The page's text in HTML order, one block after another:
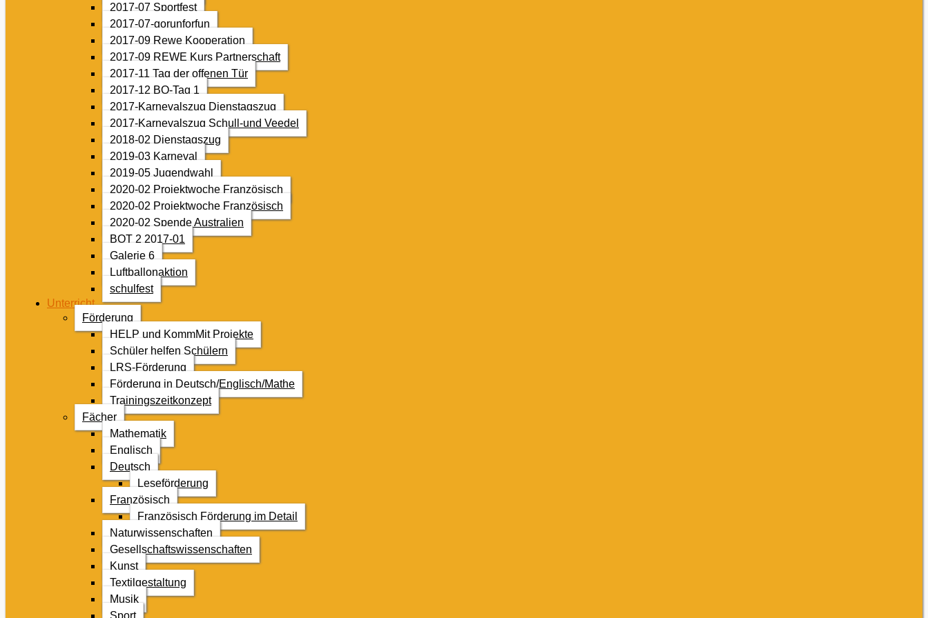
2017-07 Sportfest
2017-07-gorunforfun
2017-09 Rewe Kooperation
2017-09 REWE Kurs Partnerschaft
2017-11 Tag der offenen Tür
2017-12 BO-Tag 1
2017-Karnevalszug Dienstagszug
2017-Karnevalszug Schull-und Veedel
2018-02 Dienstagszug
2019-03 Karneval
2019-05 Jugendwahl
2020-02 Projektwoche Französisch
2020-02 Projektwoche Französisch
2020-02 Spende Australien
BOT 2 2017-01
Galerie 6
Luftballonaktion
schulfest
Unterricht
Förderung
HELP und KommMit Projekte
Schüler helfen Schülern
LRS-Förderung
Förderung in Deutsch/Englisch/Mathe
Trainingszeitkonzept
Fächer
Mathematik
Englisch
Deutsch
Leseförderung
Französisch
Französisch Förderung im Detail
Naturwissenschaften
Gesellschaftswissenschaften
Kunst
Textilgestaltung
Musik
Sport